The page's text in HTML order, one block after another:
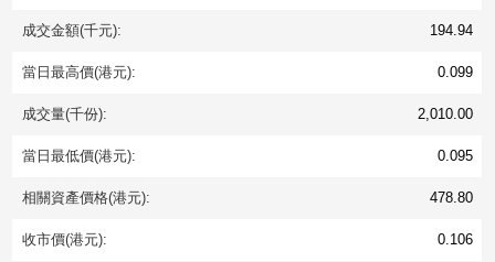
成交金額(千元): 194.94
當日最高價(港元): 0.099
成交量(千份): 2,010.00
當日最低價(港元): 0.095
相關資產價格(港元): 478.80
收市價(港元): 0.106